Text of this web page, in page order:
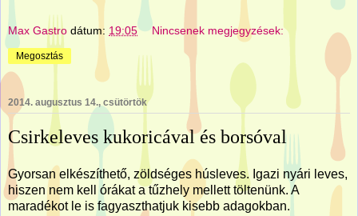
Max Gastro dátum: 19:05 Nincsenek megjegyzések:
Megosztás
2014. augusztus 14., csütörtök
Csirkeleves kukoricával és borsóval
Gyorsan elkészíthető, zöldséges húsleves. Igazi nyári leves,
hiszen nem kell órákat a tűzhely mellett töltenünk. A
maradékot le is fagyaszthatjuk kisebb adagokban.